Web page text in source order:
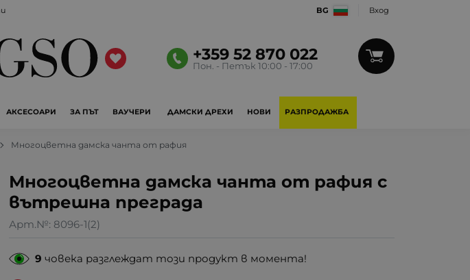
BG Вход
+359 52 870 022
Пон. - Петък 10:00 - 17:00
РАЗПРОДАЖБА
НОВИ
АКСЕСОАРИ ЗА ПЪТ ВАУЧЕРИ ДАМСКИ ДРЕХИ
Многоцветна дамска чанта от рафия
Многоцветна дамска чанта от рафия с
вътрешна преграда
Арт.№: 8096-1(2)
9 човека разглеждат този продукт в момента!